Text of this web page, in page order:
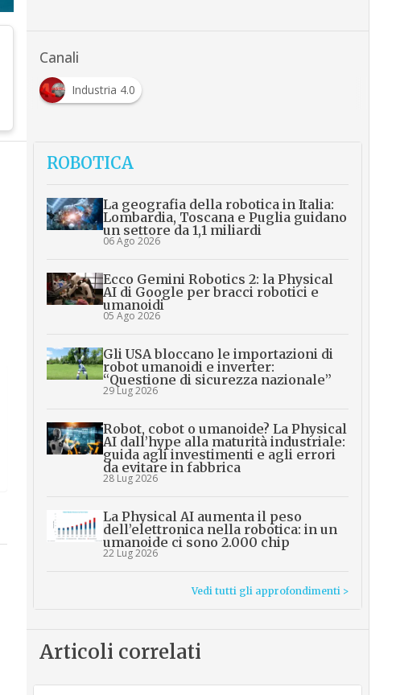
Canali
Industria 4.0
ROBOTICA
La geografia della robotica in Italia:
Lombardia, Toscana e Puglia guidano
un settore da 1,1 miliardi
06 Ago 2026
Ecco Gemini Robotics 2: la Physical
AI di Google per bracci robotici e
umanoidi
05 Ago 2026
Gli USA bloccano le importazioni di
robot umanoidi e inverter:
“Questione di sicurezza nazionale”
29 Lug 2026
Robot, cobot o umanoide? La Physical
AI dall’hype alla maturità industriale:
guida agli investimenti e agli errori
da evitare in fabbrica
28 Lug 2026
La Physical AI aumenta il peso
dell’elettronica nella robotica: in un
umanoide ci sono 2.000 chip
22 Lug 2026
Vedi tutti gli approfondimenti >
Articoli correlati